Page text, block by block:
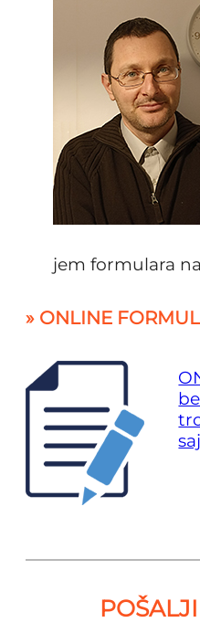
jem formulara
» ONLINE